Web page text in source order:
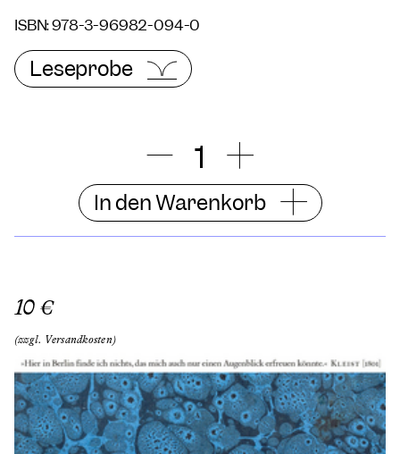
ISBN: 978-3-96982-094-0
Leseprobe
In den Warenkorb
10 €
(zzgl. Versandkosten)